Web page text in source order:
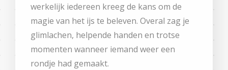
werkelijk iedereen kreeg de kans om de
magie van het ijs te beleven. Overal zag je
glimlachen, helpende handen en trotse
momenten wanneer iemand weer een
rondje had gemaakt.